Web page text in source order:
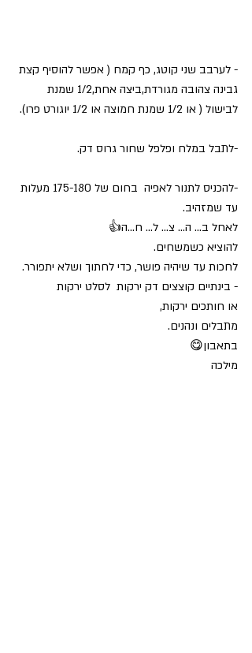
- לערבב שני קוטג, כף קמח ( אפשר להוסיף קצת
גבינה צהובה מגורדת,ביצה אחת,1/2 שמנת
לבישול ( או 1/2 שמנת חמוצה או 1/2 יוגורט פרו).
-לתבל במלח ופלפל שחור גרוס דק.
-להכניס לתנור לאפיה  בחום של 175-180 מעלות
עד שמזהיב.
לאחל ב... ה... צ... ל... ח...ה👍
להוציא כשמשחים.
לחכות עד שיהיה פושר, כדי לחתוך ושלא יתפורר.
- בינתיים קוצצים דק ירקות  לסלט ירקות
או חותכים ירקות,
מתבלים ונהנים.
בתאבון😋
מילכה